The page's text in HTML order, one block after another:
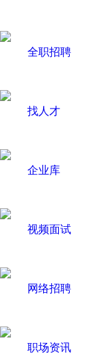
全职招聘
找人才
企业库
视频面试
网络招聘
职场资讯